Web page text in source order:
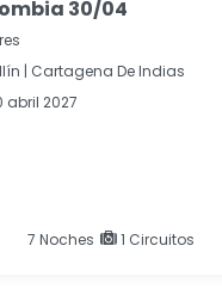
30/04
| Cartagena De Indias
abril 2027
7 Noches 1 Circuitos